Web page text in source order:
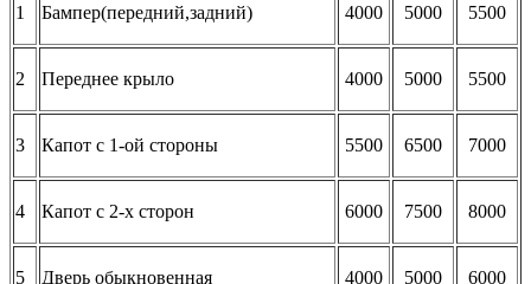
1 Бампер(передний,задний) 4000 5000 5500
2 Переднее крыло 4000 5000 5500
3 Капот с 1-ой стороны 5500 6500 7000
4 Капот с 2-х сторон 6000 7500 8000
5 Дверь обыкновенная 4000 5000 6000